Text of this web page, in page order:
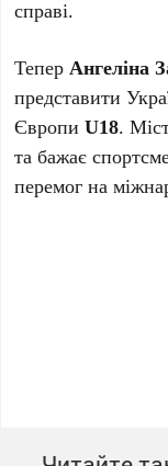
справі.
ТеперАнгеліна
представити
ЄвропиU18.
та бажає
перемог на